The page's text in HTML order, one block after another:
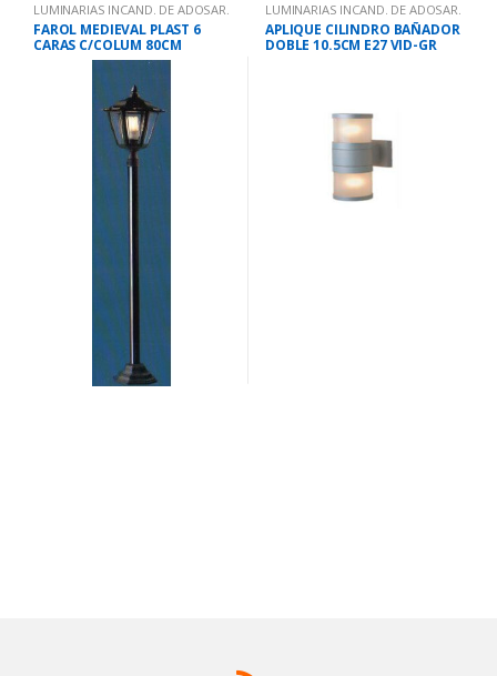
LUMINARIAS INCAND. DE ADOSAR.
FAROL MEDIEVAL PLAST 6
CARAS C/COLUM 80CM
NGO.N°8
LUMINARIAS INCAND. DE ADOSAR.
APLIQUE CILINDRO BAÑADOR
DOBLE 10.5CM E27 VID-GR